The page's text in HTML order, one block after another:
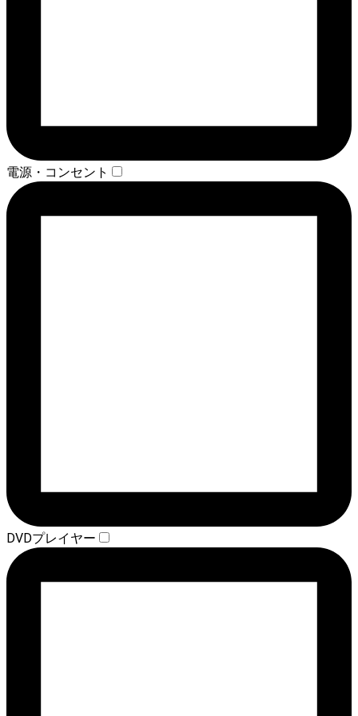
電源・コンセント
DVDプレイヤー